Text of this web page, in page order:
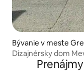
Bývanie v meste
Dizajnérsky dom
s kinovou